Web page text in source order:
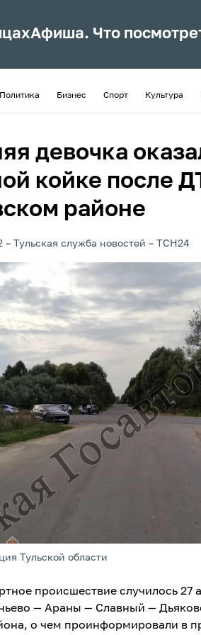
Афиша. Что
Политика Бизнес Спорт Культура
девочка
койке после
районе
Тульская служба новостей ТСН24
Тульской области
происшествие случилось 27
— Араны — Славный —
о чем проинформировали в